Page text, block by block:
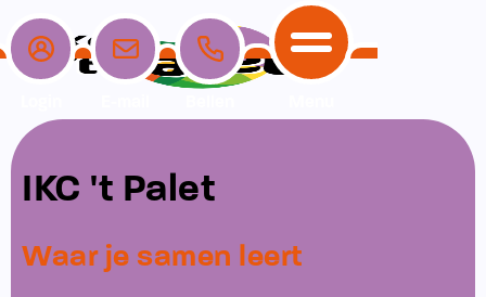
Home
School
Ons team
Ouders
Ouders
Overblijf
Opvang
Peuterspeelzaal
Communicatie
IKC 't Palet
Waar je samen leert